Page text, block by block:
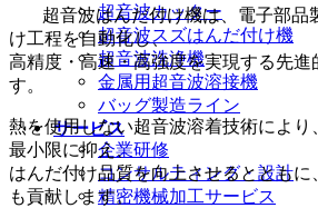
超音波カッター
超音波スズはんだ付け機
超音波洗浄機
金属用超音波溶接機
バッグ製造ライン
サービス
企業研修
コンサルティング・設計
精密機械加工サービス
超音波はんだ付け機は、電子部品
け工程を自動化し、
高精度・高速・高強度を実現する先
す。
熱を使用しない超音波溶着技術によ
最小限に抑え、
はんだ付け品質を向上させるととも
も貢献します。